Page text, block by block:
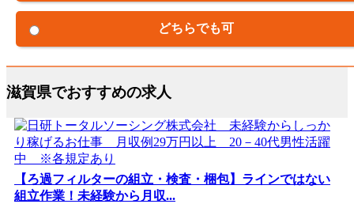
どちらでも可
滋賀県でおすすめの求人
【ろ過フィルターの組立・検査・梱包】ラインではない
組立作業！未経験から月収...